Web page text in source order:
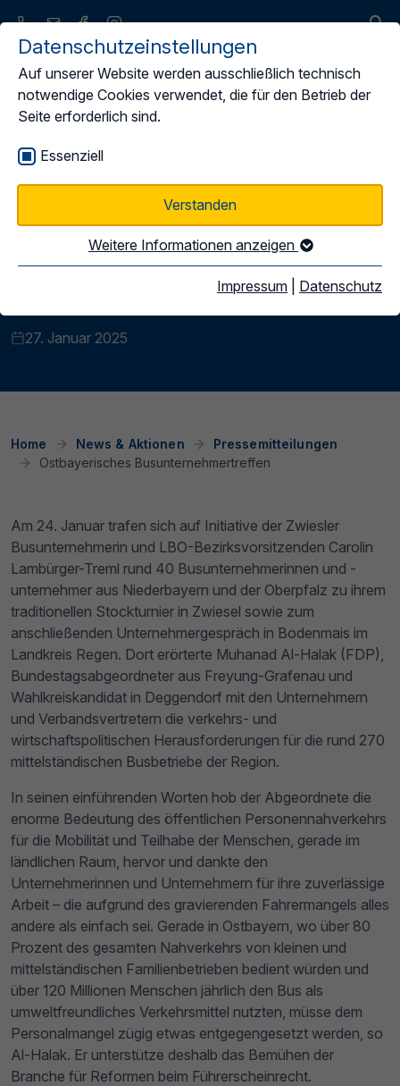
Datenschutzeinstellungen
Auf unserer Website werden ausschließlich technisch
notwendige Cookies verwendet, die für den Betrieb der
Seite erforderlich sind.
Essenziell
Verstanden
Weitere Informationen anzeigen
Impressum Datenschutz
Ostbayerisches
Busunternehmertreffen
Unternehmergespräch des LBO mit Muhanad Al-Halak
27. Januar 2025
Home News & Aktionen
Pressemitteilungen
Ostbayerisches Busunternehmertreffen
Am 24. Januar trafen sich auf Initiative der Zwiesler
Busunternehmerin und LBO-Bezirksvorsitzenden Carolin
Lambürger-Treml rund 40 Busunternehmerinnen und -
unternehmer aus Niederbayern und der Oberpfalz zu ihrem
traditionellen Stockturnier in Zwiesel sowie zum
anschließenden Unternehmergespräch in Bodenmais im
Landkreis Regen. Dort erörterte Muhanad Al-Halak (FDP),
Bundestagsabgeordneter aus Freyung-Grafenau und
Wahlkreiskandidat in Deggendorf mit den Unternehmern
und Verbandsvertretern die verkehrs- und
wirtschaftspolitischen Herausforderungen für die rund 270
mittelständischen Busbetriebe der Region.
In seinen einführenden Worten hob der Abgeordnete die
enorme Bedeutung des öffentlichen Personennahverkehrs
für die Mobilität und Teilhabe der Menschen, gerade im
ländlichen Raum, hervor und dankte den
Unternehmerinnen und Unternehmern für ihre zuverlässige
Arbeit – die aufgrund des gravierenden Fahrermangels alles
andere als einfach sei. Gerade in Ostbayern, wo über 80
Prozent des gesamten Nahverkehrs von kleinen und
mittelständischen Familienbetrieben bedient würden und
über 120 Millionen Menschen jährlich den Bus als
umweltfreundliches Verkehrsmittel nutzten, müsse dem
Personalmangel zügig etwas entgegengesetzt werden, so
Al-Halak. Er unterstütze deshalb das Bemühen der
Branche für Reformen beim Führerscheinrecht.